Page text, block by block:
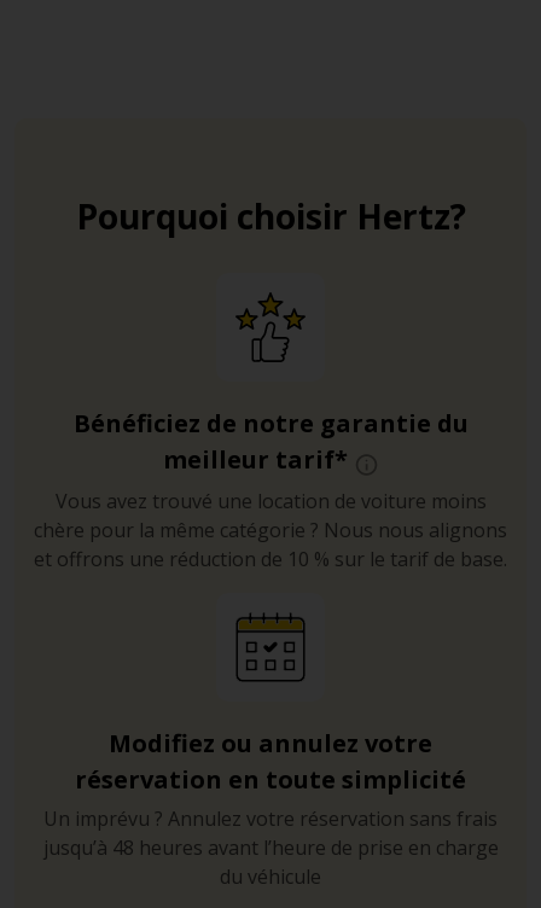
Pourquoi choisir Hertz?
Bénéficiez de notre garantie du
meilleur tarif*
Vous avez trouvé une location de voiture moins
chère pour la même catégorie ? Nous nous alignons
et offrons une réduction de 10 % sur le tarif de base.
Modifiez ou annulez votre
réservation en toute simplicité
Un imprévu ? Annulez votre réservation sans frais
jusqu’à 48 heures avant l’heure de prise en charge
du véhicule